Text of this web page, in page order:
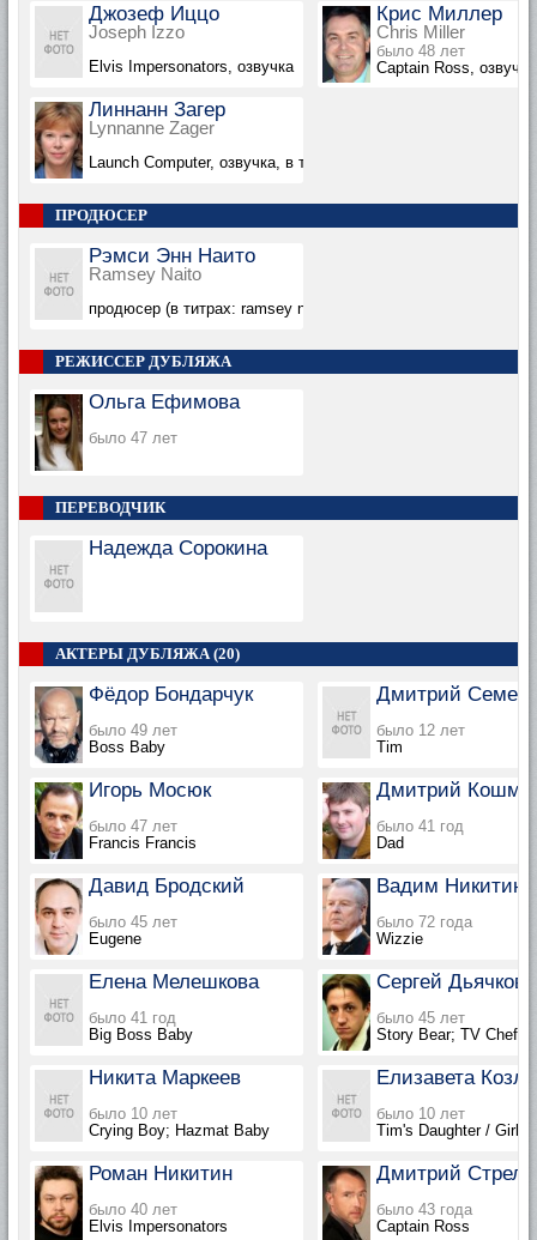
Джозеф Иццо
Joseph Izzo
Elvis Impersonators, озвучка
Крис Миллер
Chris Miller
было 48 лет
Captain Ross, озвучка
Линнанн Загер
Lynnanne Zager
Launch Computer, озвучка, в титрах не указана
ПРОДЮСЕР
Рэмси Энн Наито
Ramsey Naito
продюсер (в титрах: ramsey naito) (produced by) (p.g.a.)
РЕЖИССЕР ДУБЛЯЖА
Ольга Ефимова
было 47 лет
ПЕРЕВОДЧИК
Надежда Сорокина
АКТЕРЫ ДУБЛЯЖА (20)
Фёдор Бондарчук
было 49 лет
Boss Baby
Дмитрий
было 12 лет
Tim
Игорь Мосюк
было 47 лет
Francis Francis
Дмитрий
было 41 год
Dad
Давид Бродский
было 45 лет
Eugene
Вадим Никитин
было 72 года
Wizzie
Елена Мелешкова
было 41 год
Big Boss Baby
Сергей Дьячков
было 45 лет
Story Bear; TV Chef;
Никита Маркеев
было 10 лет
Crying Boy; Hazmat Baby
Елизавета
было 10 лет
Tim's Daughter / Girl
Роман Никитин
было 40 лет
Elvis Impersonators
Дмитрий
было 43 года
Captain Ross